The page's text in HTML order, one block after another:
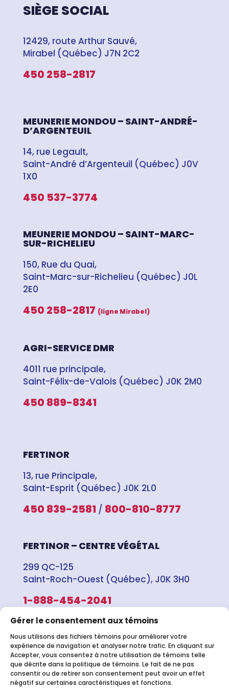
Gérer le consentement aux témoins
Nous utilisons des fichiers témoins pour améliorer votre
expérience de navigation et analyser notre trafic. En cliquant sur
Accepter, vous consentez à notre utilisation de témoins telle
que décrite dans la politique de témoins. Le fait de ne pas
consentir ou de retirer son consentement peut avoir un effet
négatif sur certaines caractéristiques et fonctions.
SIÈGE SOCIAL
12429, route Arthur Sauvé,
Mirabel (Québec) J7N 2C2
450 258-2817
MEUNERIE MONDOU – SAINT-ANDRÉ-
D’ARGENTEUIL
14, rue Legault,
Saint-André d’Argenteuil (Québec) J0V
1X0
450 537-3774
MEUNERIE MONDOU – SAINT-MARC-
SUR-RICHELIEU
150, Rue du Quai,
Saint-Marc-sur-Richelieu (Québec) J0L
2E0
450 258-2817 (ligne Mirabel)
AGRI-SERVICE DMR
4011 rue principale,
Saint-Félix-de-Valois (Québec) J0K 2M0
450 889-8341
FERTINOR
13, rue Principale,
Saint-Esprit (Québec) J0K 2L0
450 839-2581 / 800-810-8777
FERTINOR – CENTRE VÉGÉTAL
299 QC-125
Saint-Roch-Ouest (Québec), J0K 3H0
1-888-454-2041
MEUNERIE MONDOU – NORTH
LANCASTER
21118 Concession 5,
North Lancaster, Ontario, K0C 1Z0